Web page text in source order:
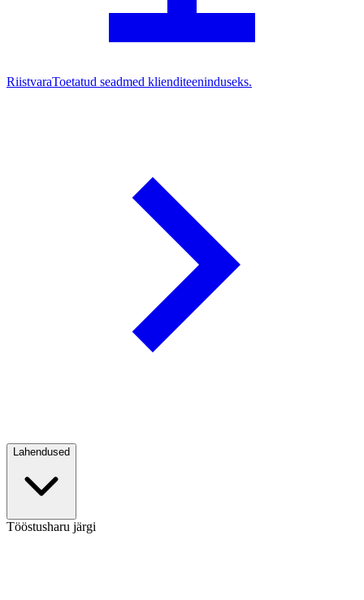
RiistvaraToetatud seadmed klienditeeninduseks.
Lahendused
Tööstusharu järgi